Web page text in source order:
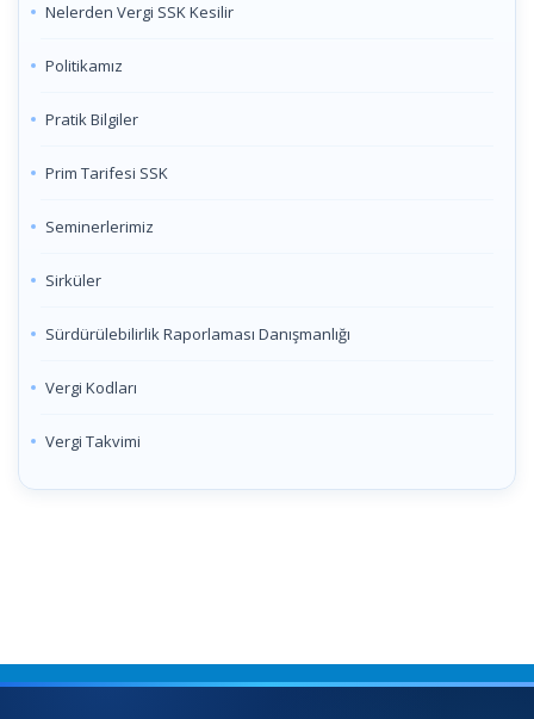
Nelerden Vergi SSK Kesilir
Politikamız
Pratik Bilgiler
Prim Tarifesi SSK
Seminerlerimiz
Sirküler
Sürdürülebilirlik Raporlaması Danışmanlığı
Vergi Kodları
Vergi Takvimi